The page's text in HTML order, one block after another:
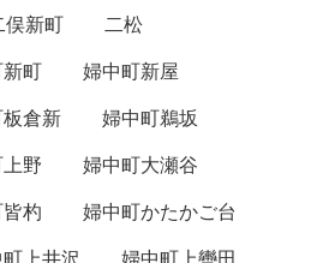
俣新町
二松
町
婦中町新屋
倉新
婦中町鵜坂
野
婦中町大瀬谷
杓
婦中町かたかご台